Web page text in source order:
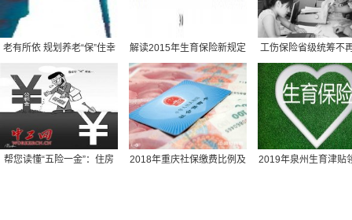
社保并入税务,社保并入税务局缴纳是指什么意思
社保规定医疗保险买什么,社保规定医疗保险买什么险种
原公司倒闭社保怎么办,原公司倒闭社保怎么办理
北京最低社保缴费基数,北京最低社保缴费基数查询
同城社保转移需要提供什么材料,同城社保转移需要提供什么材
湖北丹江口市社保包含医疗,丹江口市医保报销比例
保险社保报销范围,社保 报销范围
苏州园区社保转到南京,苏州市区的社保怎样转到苏州园区
老有所依 规划养老“保”住幸
解读2015年生育保险新规定 工伤保险省级统筹不
帮您读懂“五险一金”：住房
2018年重庆社保缴费比例及
2019年泉州生育津贴